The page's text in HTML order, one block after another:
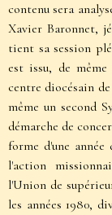
contenu sera
Xavier Baronnet,
tient sa session
est issu, de
centre diocésain
même un second
démarche de
forme d'une
l'action
l'Union de
les années 1980,